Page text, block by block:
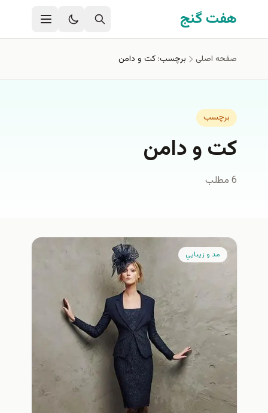
رفتن به محتوای اصلی
هفت گنج
صفحه اصلی برچسب: كت و دامن
برچسب
كت و دامن
6 مطلب
مد و زيبايي